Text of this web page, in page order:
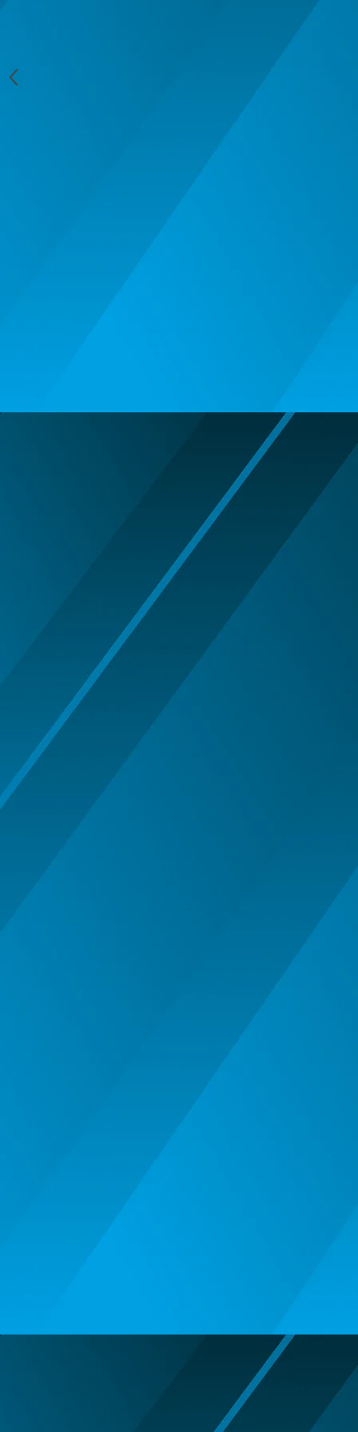
MACHETE MOTOCICLETE SI
BICICLETE
MACHETE VEHICULE INTERVENTIE
ARTICOLE DE MAKE-UP
BRETELE/CURELE/CRAVATE/PAPIOANE
CAVALERI - ARME SI DECORATIUNI
CIORAPI MANUSI INCALTAMINTE
HALLOWEEN ACCESORIES
INDIENI - OBIECTE SI DECORATIUNI
LENTILE DE CONTACT HALLOWEEN
MANUSI COLANTI ACCESORII
MASTI MUSTATA BARBA PETRECERE
MASTI SI MASTI MORPH -
HALLOWEEN
OCHELARI PETRECERE CARNAVAL
OFERTE
LUMANARI PETRECERI ANIVERSARI
PAPUSI SI DECORATIUNI HORROR